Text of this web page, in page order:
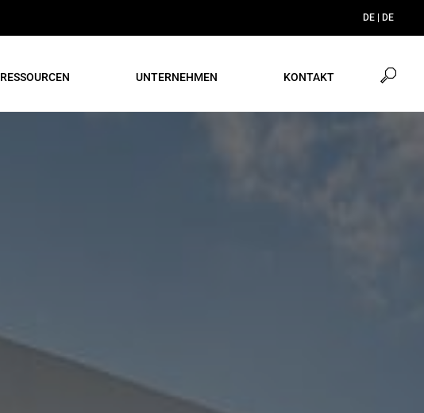
DE | DE
RESSOURCEN UNTERNEHMEN KONTAKT
Suche